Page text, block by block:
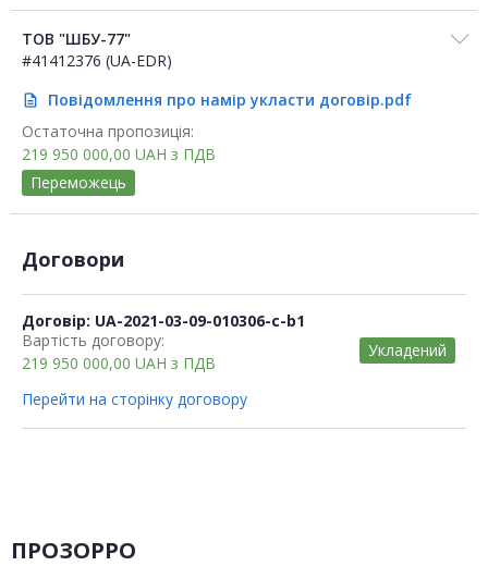
ТОВ "ШБУ-77"
#41412376 (UA-EDR)
description
Повідомлення про намір укласти договір.pdf
Остаточна пропозиція:
219 950 000,00 UAH з ПДВ
Переможець
Договори
Договір: UA-2021-03-09-010306-c-b1
Вартість договору:
219 950 000,00 UAH з ПДВ
Укладений
Перейти на сторінку договору
ПРОЗОРРО